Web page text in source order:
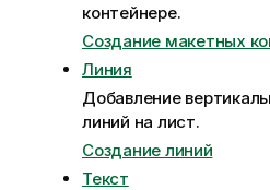
контейнере.
Создание макетных
Линия
Добавление
линий на лист.
Создание линий
Текст